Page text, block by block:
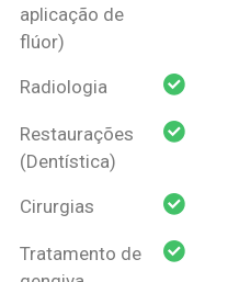
aplicação de
flúor)
Radiologia
Restaurações
(Dentística)
Cirurgias
Tratamento de